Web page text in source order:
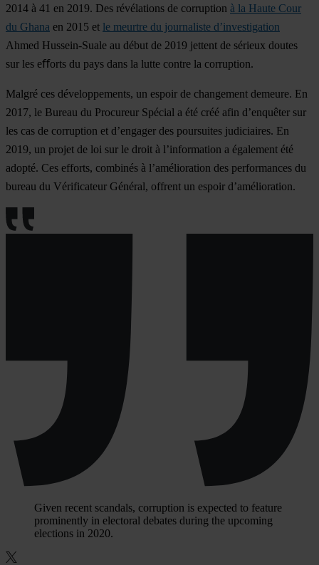
2014 à 41 en 2019. Des révélations de corruption à la Haute Cour
du Ghana en 2015 et le meurtre du journaliste d’investigation
Ahmed Hussein-Suale au début de 2019 jettent de sérieux doutes
sur les eﬀorts du pays dans la lutte contre la corruption.
Malgré ces développements, un espoir de changement demeure. En
2017, le Bureau du Procureur Spécial a été créé afin d’enquêter sur
les cas de corruption et d’engager des poursuites judiciaires. En
2019, un projet de loi sur le droit à l’information a également été
adopté. Ces efforts, combinés à l’amélioration des performances du
bureau du Vérificateur Général, offrent un espoir d’amélioration.
Given recent scandals, corruption is expected to feature
prominently in electoral debates during the upcoming
elections in 2020.